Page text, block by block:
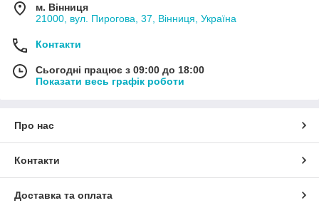
м. Вінниця
21000, вул. Пирогова, 37, Вінниця, Україна
Контакти
Сьогодні працює з 09:00 до 18:00
Показати весь графік роботи
Про нас
Контакти
Доставка та оплата